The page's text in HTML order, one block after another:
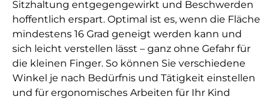
Sitzhaltung entgegengewirkt und Beschwerden
hoffentlich erspart. Optimal ist es, wenn die Fläche
mindestens 16 Grad geneigt werden kann und
sich leicht verstellen lässt – ganz ohne Gefahr für
die kleinen Finger. So können Sie verschiedene
Winkel je nach Bedürfnis und Tätigkeit einstellen
und für ergonomisches Arbeiten für Ihr Kind